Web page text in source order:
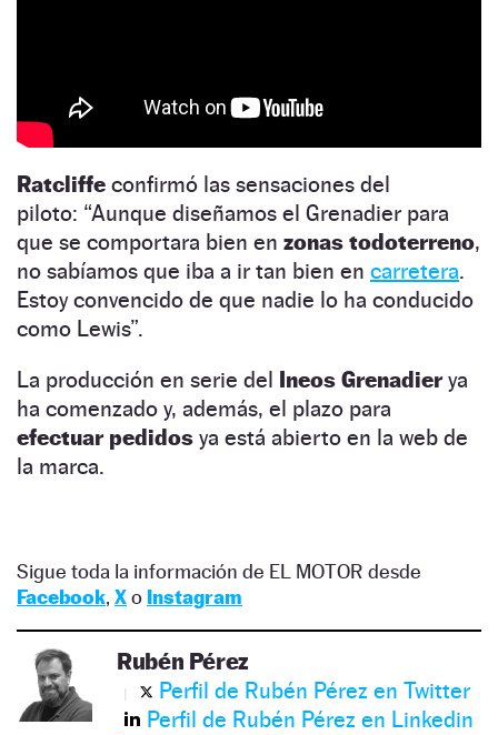
Ratcliffe confirmó las sensaciones del
piloto: “Aunque diseñamos el Grenadier para
que se comportara bien en zonas todoterreno,
no sabíamos que iba a ir tan bien en carretera.
Estoy convencido de que nadie lo ha conducido
como Lewis”.
La producción en serie del Ineos Grenadierya
ha comenzado y, además, el plazo para
efectuar pedidos ya está abierto en la web de
la marca.
Sigue toda la información de EL MOTOR desde
Facebook, Xo Instagram
Rubén Pérez
Perfil de Rubén Pérez en Twitter
Perfil de Rubén Pérez en Linkedin